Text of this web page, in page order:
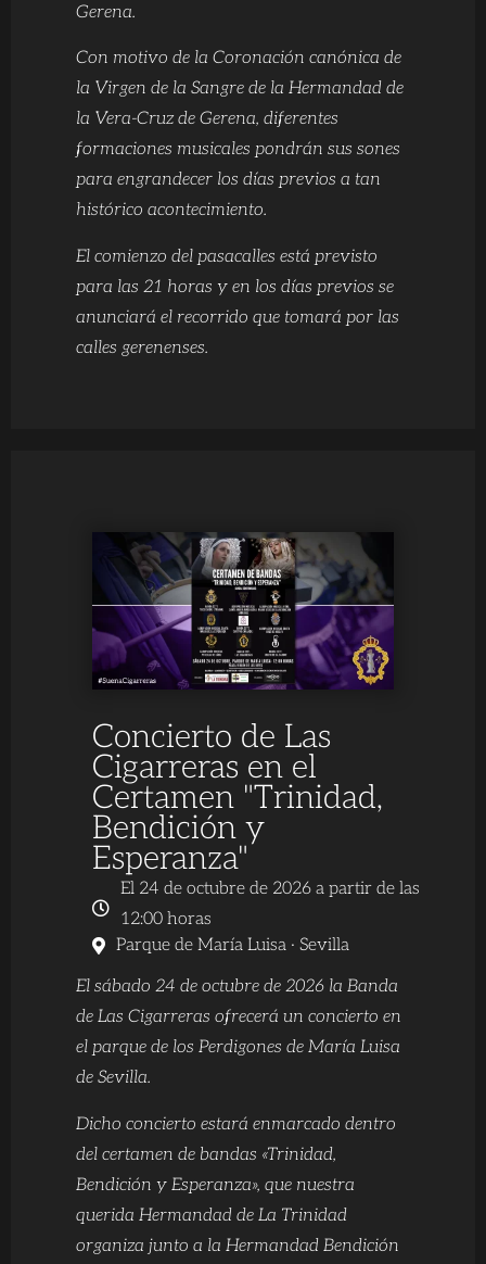
Gerena.
Con motivo de la Coronación canónica de
la Virgen de la Sangre de la Hermandad de
la Vera-Cruz de Gerena, diferentes
formaciones musicales pondrán sus sones
para engrandecer los días previos a tan
histórico acontecimiento.
El comienzo del pasacalles está previsto
para las 21 horas y en los días previos se
anunciará el recorrido que tomará por las
calles gerenenses.
Concierto de Las
Cigarreras en el
Certamen "Trinidad,
Bendición y
Esperanza"
El 24 de octubre de 2026 a partir de las
12:00 horas
Parque de María Luisa · Sevilla
El sábado 24 de octubre de 2026 la Banda
de Las Cigarreras ofrecerá un concierto en
el parque de los Perdigones de María Luisa
de Sevilla.
Dicho concierto estará enmarcado dentro
del certamen de bandas «Trinidad,
Bendición y Esperanza», que nuestra
querida Hermandad de La Trinidad
organiza junto a la Hermandad Bendición